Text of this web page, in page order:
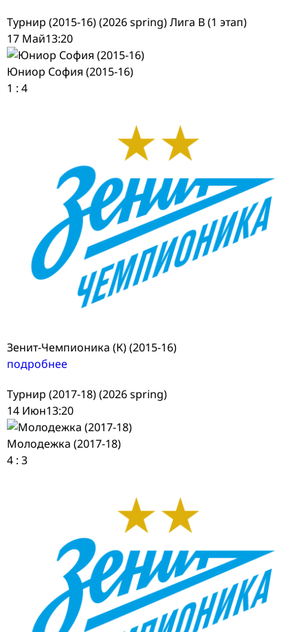
Турнир (2015-16) (2026 spring) Лига В (1 этап)
17 Май13:20
Юниор София (2015-16)
1 : 4
Зенит-Чемпионика (К) (2015-16)
подробнее
Турнир (2017-18) (2026 spring)
14 Июн13:20
Молодежка (2017-18)
4 : 3